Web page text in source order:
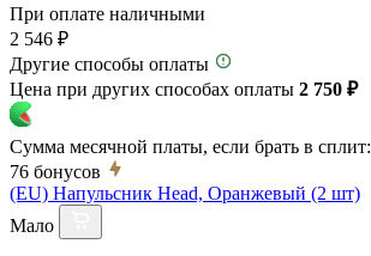
При оплате наличными
2 546 ₽
Другие способы оплаты
Цена при других способах оплаты 2 750 ₽
Сумма месячной платы, если брать в сплит:
76 бонусов
(EU) Напульсник Head, Оранжевый (2 шт)
Мало